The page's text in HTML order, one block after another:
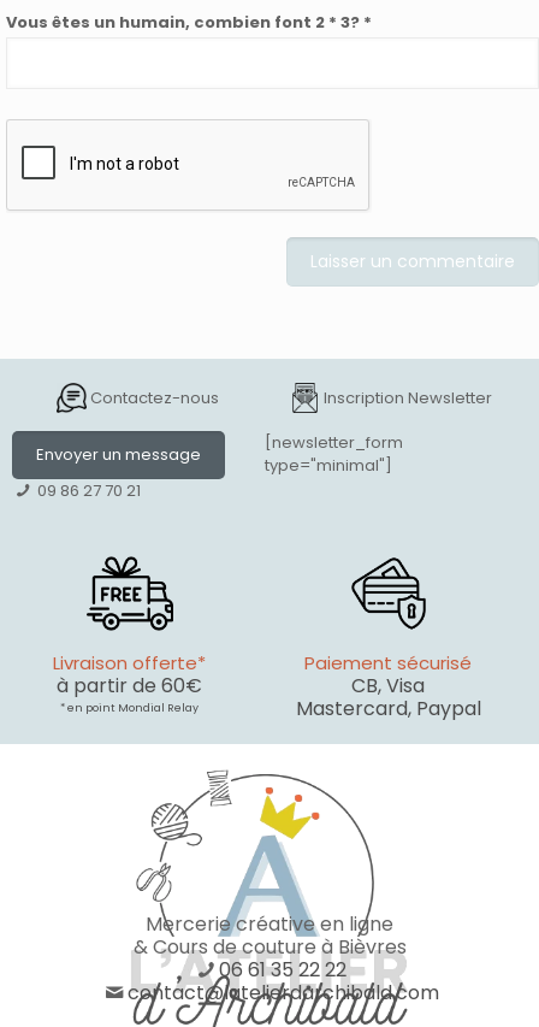
Vous êtes un humain, combien font 2 * 3? *
Contactez-nous
Envoyer un message
09 86 27 70 21
Inscription Newsletter
[newsletter_form
type="minimal"]
Livraison offerte*
à partir de 60€
* en point Mondial Relay
Paiement sécurisé
CB, Visa
Mastercard, Paypal
Mercerie créative en ligne
& Cours de couture à Bièvres
06 61 35 22 22
contact@latelierdarchibald.com